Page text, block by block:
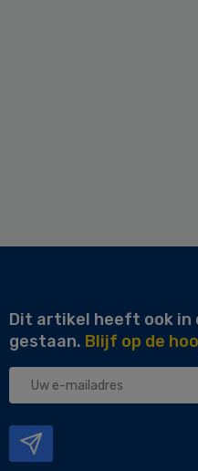
Dit artikel heeft ook in
gestaan. Blijf op de
Uw